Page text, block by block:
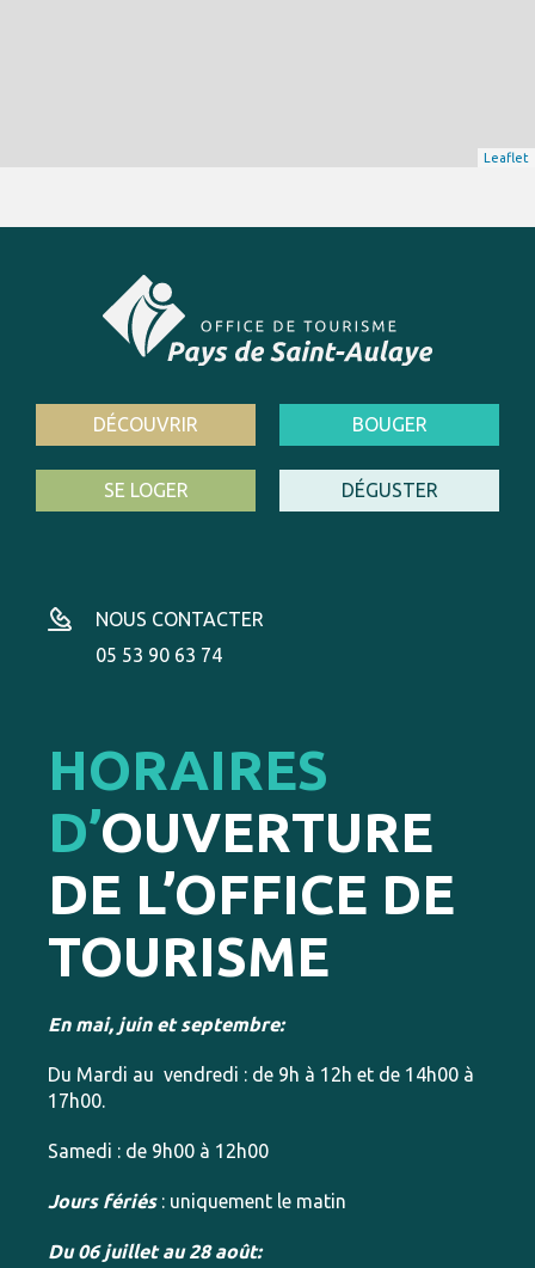
Leaflet
DÉCOUVRIR BOUGER
SE LOGER DÉGUSTER
NOUS CONTACTER
05 53 90 63 74
HORAIRES
D’OUVERTURE
DE L’OFFICE DE
TOURISME
En mai, juin et septembre:
Du Mardi au vendredi : de 9h à 12h et de 14h00 à
17h00.
Samedi : de 9h00 à 12h00
Jours fériés: uniquement le matin
Du 06 juillet au 28 août: